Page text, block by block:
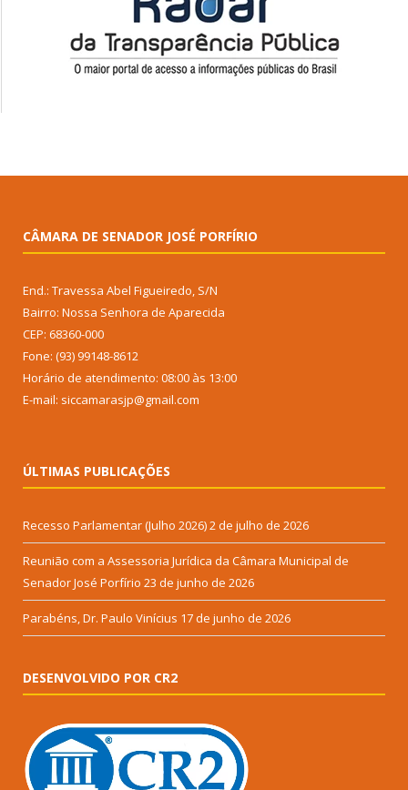
CÂMARA DE SENADOR JOSÉ PORFÍRIO
End.: Travessa Abel Figueiredo, S/N
Bairro: Nossa Senhora de Aparecida
CEP: 68360-000
Fone: (93) 99148-8612
Horário de atendimento: 08:00 às 13:00
E-mail: siccamarasjp@gmail.com
ÚLTIMAS PUBLICAÇÕES
Recesso Parlamentar (Julho 2026)2 de julho de 2026
Reunião com a Assessoria Jurídica da Câmara Municipal de
Senador José Porfírio 23 de junho de 2026
Parabéns, Dr. Paulo Vinícius 17 de junho de 2026
DESENVOLVIDO POR CR2